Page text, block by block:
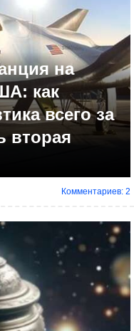
на
как
всего за
вторая
Комментариев: 2